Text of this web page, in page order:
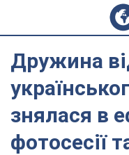
Дружина
знялася в
фотосесії